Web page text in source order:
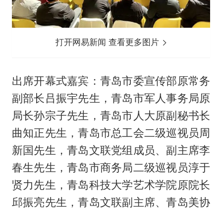
打开网易新闻 查看更多图片
出席开幕式嘉宾：青岛市委宣传部原常务
副部长吕振宇先生，青岛市军人事务局原
局长孙宗子先生，青岛市人大原副秘书长
曲知正先生，青岛市总工会二级巡视员周
新国先生，青岛文联党组成员、副主席李
春生先生，青岛市商务局二级巡视员淳于
贤力先生，青岛科技大学艺术学院原院长
邱振亮先生，青岛文联副主席、青岛美协